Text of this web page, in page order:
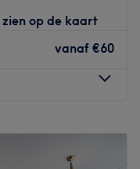
Ook mannen en
dit salon kun je
op de kaart
vanaf €60
Gesloten